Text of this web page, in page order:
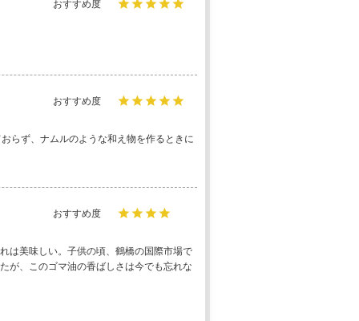
らず、ナムルのような和え物を作るときに
は美味しい。子供の頃、鶴橋の国際市場で
が、このゴマ油の香ばしさは今でも忘れな